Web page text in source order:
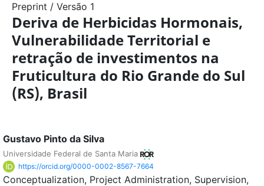
Preprint / Versão 1
Deriva de Herbicidas Hormonais,
Vulnerabilidade Territorial e
retração de investimentos na
Fruticultura do Rio Grande do Sul
(RS), Brasil
Gustavo Pinto da Silva
Universidade Federal de Santa Maria
https://orcid.org/0000-0002-8567-7664
Conceptualization Project Administration Supervision